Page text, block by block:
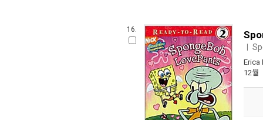
16.
Erica
12월